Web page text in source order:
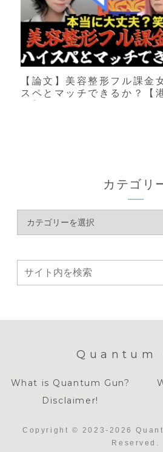
【論文】美容整形フル課金
スペとマッチできるか？【
カテゴリ
Quantum
What is Quantum Gun?
Disclaimer!
Copyright © 2023-2026
Reserved.